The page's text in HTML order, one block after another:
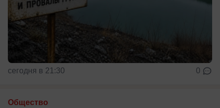
сегодня в 21:30 0
Общество